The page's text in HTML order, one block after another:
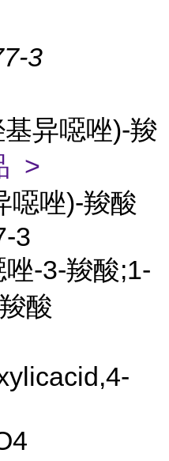
3
异噁唑)-羧
>
噁唑)-羧酸
3
-3-羧酸;1-
酸